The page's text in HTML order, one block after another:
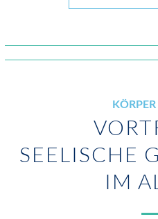
KÖRPER
SEELISCHE
IM